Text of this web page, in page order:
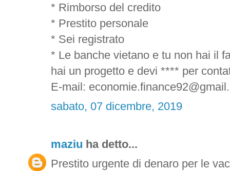
* Rimborso del credito
* Prestito personale
* Sei registrato
* Le banche vietano e tu non hai il
hai un progetto e devi **** per
E-mail:
sabato, 07 dicembre, 2019
maziu ha detto...
Prestito urgente di denaro per le